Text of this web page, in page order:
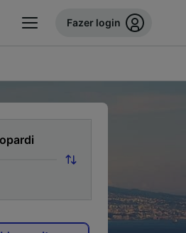
Fazer login